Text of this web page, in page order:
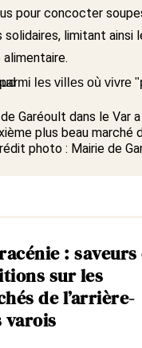
pour concocter
limitant ainsi
Garéoult dans le Var
plus beau marché
photo : Mairie de
: saveurs
sur les
de l’arrière-
varois